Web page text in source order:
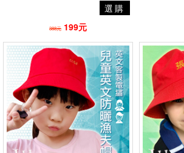
選購
388元 199元